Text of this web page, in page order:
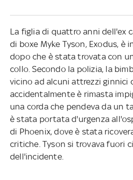
La figlia di quattro anni dell'ex
di boxe Myke Tyson, Exodus, è
dopo che è stata trovata con
collo. Secondo la polizia, la
vicino ad alcuni attrezzi ginnici
accidentalmente è rimasta
una corda che pendeva da un
è stata portata d'urgenza
di Phoenix, dove è stata
critiche. Tyson si trovava fuori
dell'incidente.